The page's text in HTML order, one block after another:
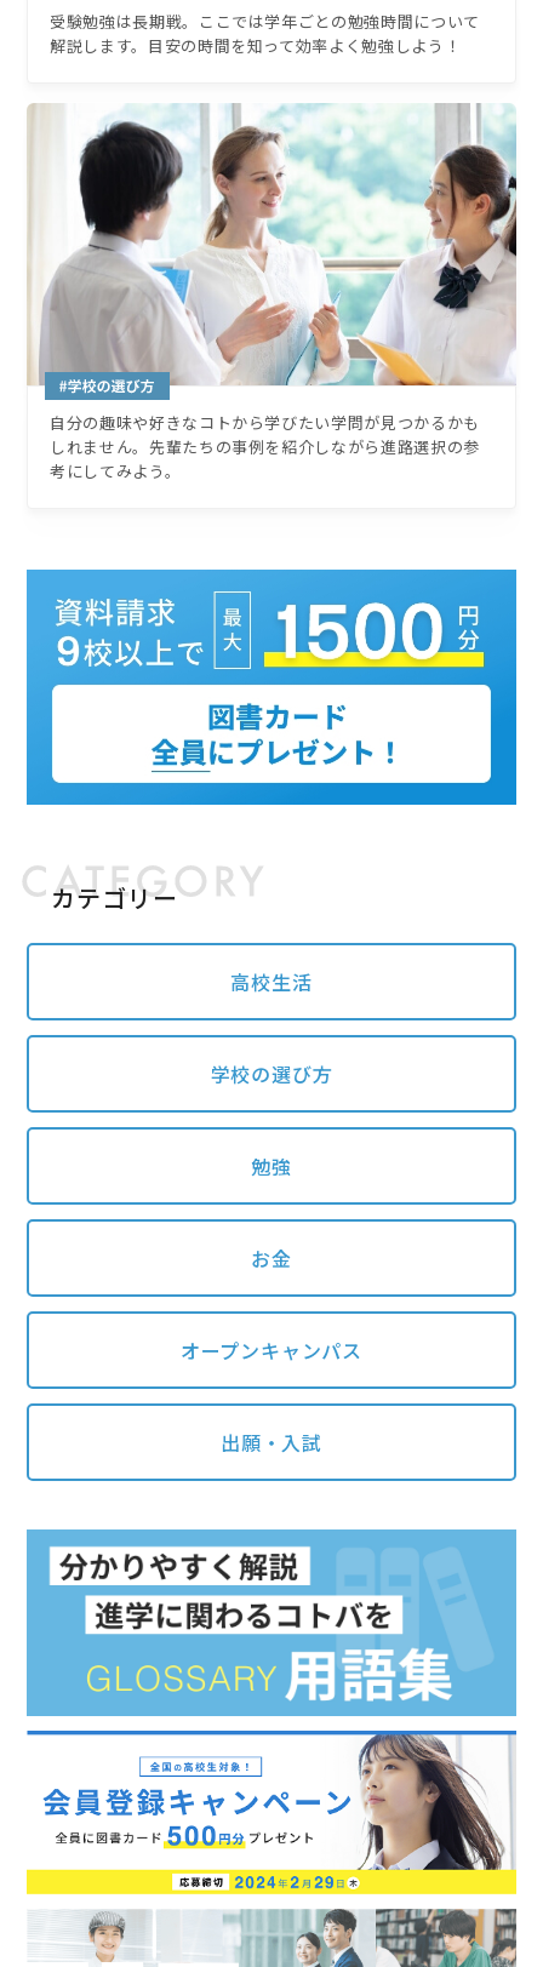
受験勉強は長期戦。ここでは学年ごとの勉強時間について
解説します。目安の時間を知って効率よく勉強しよう！
自分の趣味や好きなコトから学びたい学問が見つかるかも
しれません。先輩たちの事例を紹介しながら進路選択の参
考にしてみよう。
カテゴリー
高校生活
学校の選び方
勉強
お金
オープンキャンパス
出願・入試